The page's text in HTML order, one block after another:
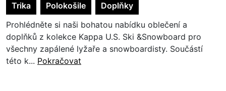
Trika Polokošile
Doplňky
Prohlédněte si naši bohatou nabídku oblečení a
doplňků z kolekce Kappa U.S. Ski &Snowboard pro
všechny zapálené lyžaře a snowboardisty. Součástí
této k... Pokračovat